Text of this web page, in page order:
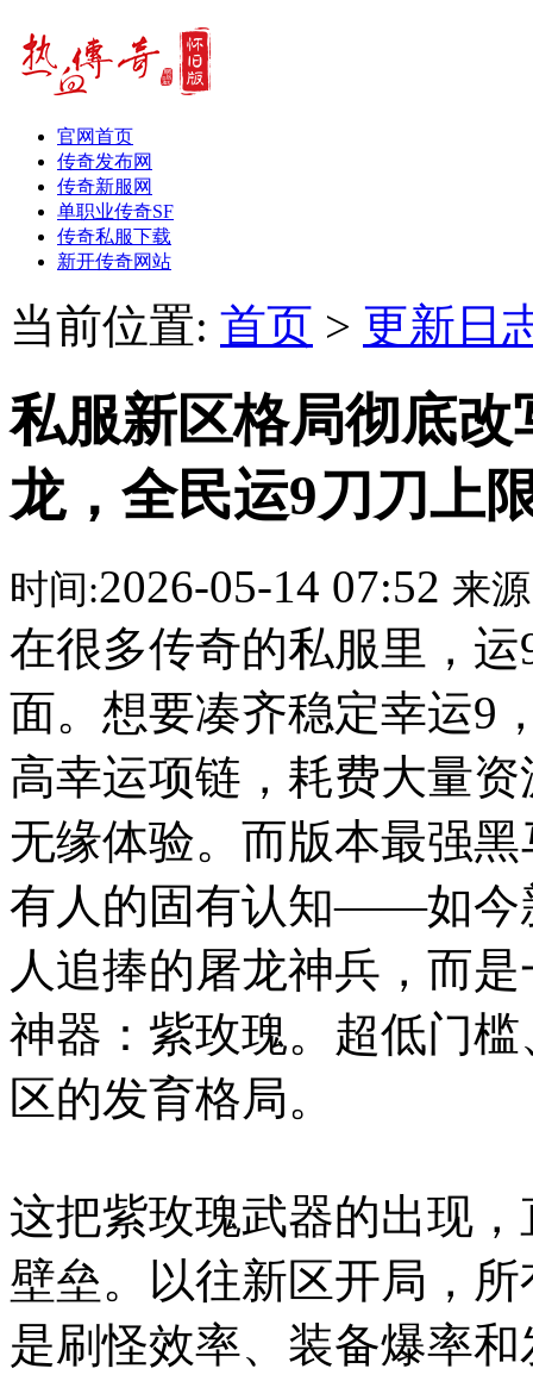
官网首页
传奇发布网
传奇新服网
单职业传奇SF
传奇私服下载
新开传奇网站
当前位置: 首页 > 更新日
私服新区格局彻底
龙，全民运9刀刀上
时间:2026-05-14 07:52 来
在很多传奇的私服里，
面。想要凑齐稳定幸运9
高幸运项链，耗费大量
无缘体验。而版本最强
有人的固有认知——如今
人追捧的屠龙神兵，而
神器：紫玫瑰。超低门
区的发育格局。
这把紫玫瑰武器的出现
壁垒。以往新区开局，
是刷怪效率、装备爆率